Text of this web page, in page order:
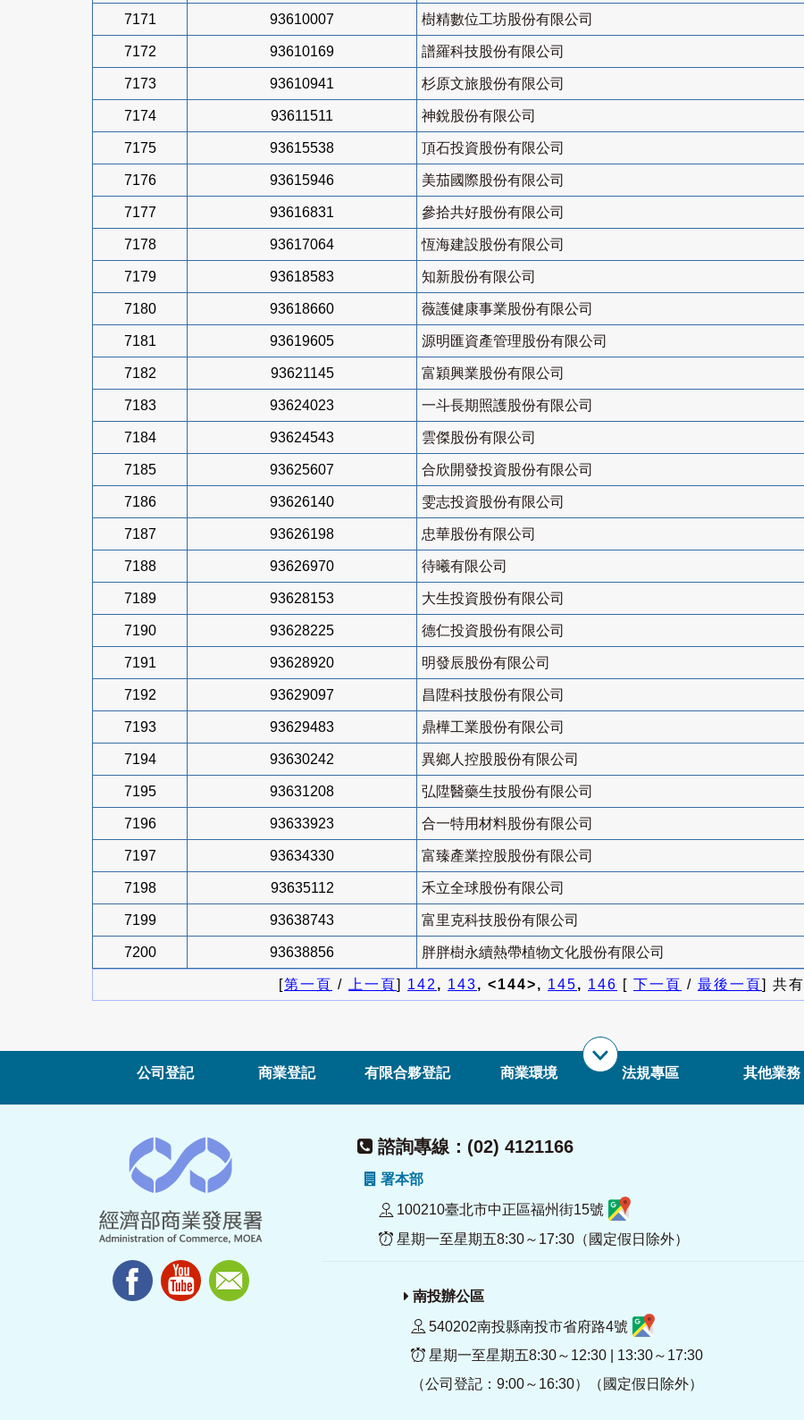
7171 93610007 樹精數位工坊股份有限公司
7172 93610169 譜羅科技股份有限公司
7173 93610941 杉原文旅股份有限公司
7174 93611511 神銳股份有限公司
7175 93615538 頂石投資股份有限公司
7176 93615946 美茄國際股份有限公司
7177 93616831 參拾共好股份有限公司
7178 93617064 恆海建設股份有限公司
7179 93618583 知新股份有限公司
7180 93618660 薇護健康事業股份有限公司
7181 93619605 源明匯資產管理股份有限公司
7182 93621145 富穎興業股份有限公司
7183 93624023 一斗長期照護股份有限公司
7184 93624543 雲傑股份有限公司
7185 93625607 合欣開發投資股份有限公司
7186 93626140 雯志投資股份有限公司
7187 93626198 忠華股份有限公司
7188 93626970 待曦有限公司
7189 93628153 大生投資股份有限公司
7190 93628225 德仁投資股份有限公司
7191 93628920 明發辰股份有限公司
7192 93629097 昌陞科技股份有限公司
7193 93629483 鼎樺工業股份有限公司
7194 93630242 異鄉人控股股份有限公司
7195 93631208 弘陞醫藥生技股份有限公司
7196 93633923 合一特用材料股份有限公司
7197 93634330 富臻產業控股股份有限公司
7198 93635112 禾立全球股份有限公司
7199 93638743 富里克科技股份有限公司
7200 93638856 胖胖樹永續熱帶植物文化股份有限公司
[第一頁 / 上一頁] 142, 143, <144>, 145, 146 [ 下一頁 / 最後一頁] 共有
公司登記 商業登記 有限合夥登記 商業環境 法規專區 其他業務
諮詢專線：(02) 4121166
署本部
100210臺北市中正區福州街15號
星期一至星期五8:30～17:30（國定假日除外）
南投辦公區
540202南投縣南投市省府路4號
星期一至星期五8:30～12:30 | 13:30～17:30
（公司登記：9:00～16:30）（國定假日除外）